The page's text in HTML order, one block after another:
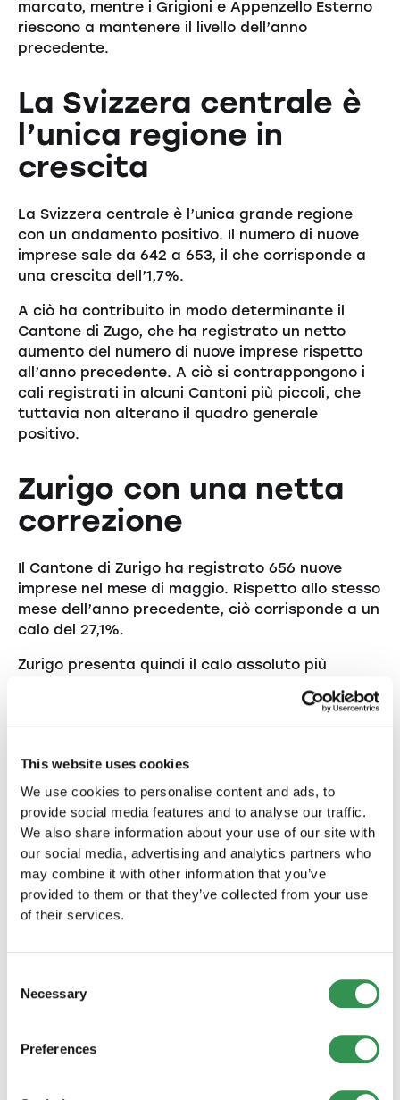
This website uses cookies
We use cookies to personalise content and ads, to
provide social media features and to analyse our traffic.
We also share information about your use of our site with
our social media, advertising and analytics partners who
may combine it with other information that you’ve
provided to them or that they’ve collected from your use
of their services.
Selection
Necessary
Preferences
marcato, mentre i Grigioni e Appenzello Esterno
riescono a mantenere il livello dell’anno
precedente.
La Svizzera centrale è
l’unica regione in
crescita
La Svizzera centrale è l’unica grande regione
con un andamento positivo. Il numero di nuove
imprese sale da 642 a 653, il che corrisponde a
una crescita dell’1,7%.
A ciò ha contribuito in modo determinante il
Cantone di Zugo, che ha registrato un netto
aumento del numero di nuove imprese rispetto
all’anno precedente. A ciò si contrappongono i
cali registrati in alcuni Cantoni più piccoli, che
tuttavia non alterano il quadro generale
positivo.
Zurigo con una netta
correzione
Il Cantone di Zurigo ha registrato 656 nuove
imprese nel mese di maggio. Rispetto allo stesso
mese dell’anno precedente, ciò corrisponde a un
calo del 27,1%.
Zurigo presenta quindi il calo assoluto più
all’andamento complessivamente più debole a
Ticino stabile
In Ticino, a maggio sono state fondate 191
imprese. Il risultato corrisponde esattamente al
valore dell’anno precedente. Il Ticino è quindi una
delle poche regioni che sono riuscite a
Conclusione
Il mese di maggio 2026 si è rivelato più debole
rispetto allo stesso mese dell’anno precedente
Mentre la maggior parte delle regioni registra un